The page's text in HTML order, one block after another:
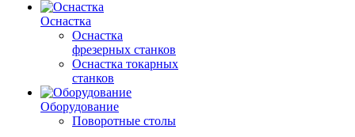
Оснастка
Оснастка
фрезерных станков
Оснастка токарных
станков
Оборудование
Поворотные столы